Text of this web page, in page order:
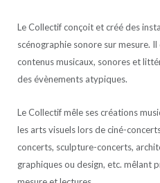
Le Collectif conçoit et créé des
scénographie sonore sur mesure.
contenus musicaux, sonores et
des évènements atypiques.
Le Collectif mêle ses créations
les arts visuels lors de ciné-
concerts, sculpture-concerts,
graphiques ou design, etc. mêlant